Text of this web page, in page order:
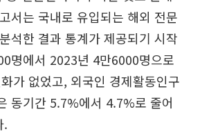
서는 국내로 유입되는 해외 전문
석한 결과 통계가 제공되기 시작
명에서 2023년 4만6000명으로
가 없었고, 외국인 경제활동인구
동기간 5.7%에서 4.7%로 줄어
.